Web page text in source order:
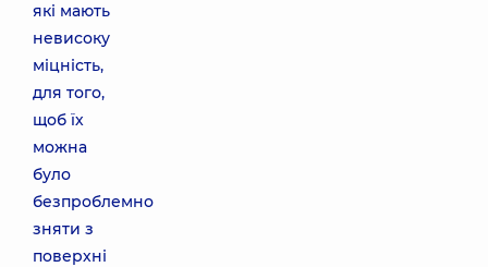
які мають
невисоку
міцність,
для того,
щоб їх
можна
було
безпроблемно
зняти з
поверхні